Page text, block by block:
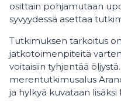
osittain pohjamutaan
syvyydessä asettaa
Tutkimuksen tarkoitus
jatkotoimenpiteitä
voitaisiin tyhjentää
merentutkimusalus
ja hylkyä kuvataan